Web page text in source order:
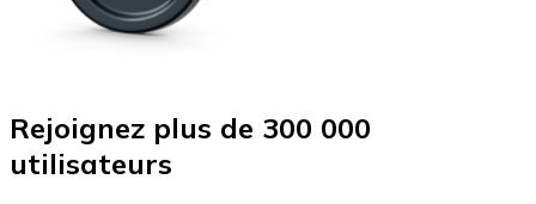
Rejoignez plus de 300 000
utilisateurs